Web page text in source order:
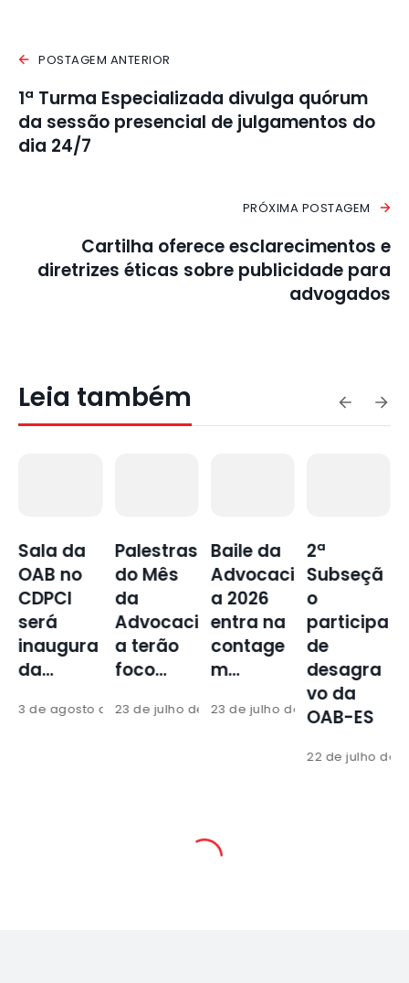
POSTAGEM ANTERIOR
1ª Turma Especializada divulga quórum
da sessão presencial de julgamentos do
dia 24/7
PRÓXIMA POSTAGEM
Cartilha oferece esclarecimentos e
diretrizes éticas sobre publicidade para
advogados
Leia também
2026
Sala da
OAB no
CDPCI
será
inaugura
da…
3 de agosto de 2026
Palestras
do Mês
da
Advocaci
a terão
foco…
23 de julho de 2026
Baile da
Advocaci
a 2026
entra na
contage
m…
23 de julho de 2026
2ª
Subseçã
o
participa
de
desagra
vo da
OAB-ES
22 de julho de